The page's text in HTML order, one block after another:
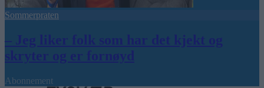
Sommerpraten
– Jeg liker folk som har det kjekt og
skryter og er fornøyd
Abonnement